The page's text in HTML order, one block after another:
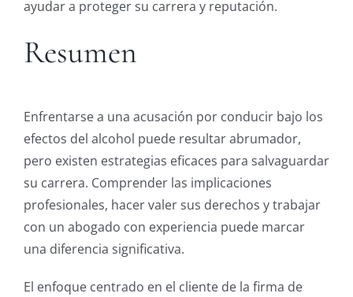
ayudar a proteger su carrera y reputación.
Resumen
Enfrentarse a una acusación por conducir bajo los
efectos del alcohol puede resultar abrumador,
pero existen estrategias eficaces para salvaguardar
su carrera. Comprender las implicaciones
profesionales, hacer valer sus derechos y trabajar
con un abogado con experiencia puede marcar
una diferencia significativa.
El enfoque centrado en el cliente de la firma de